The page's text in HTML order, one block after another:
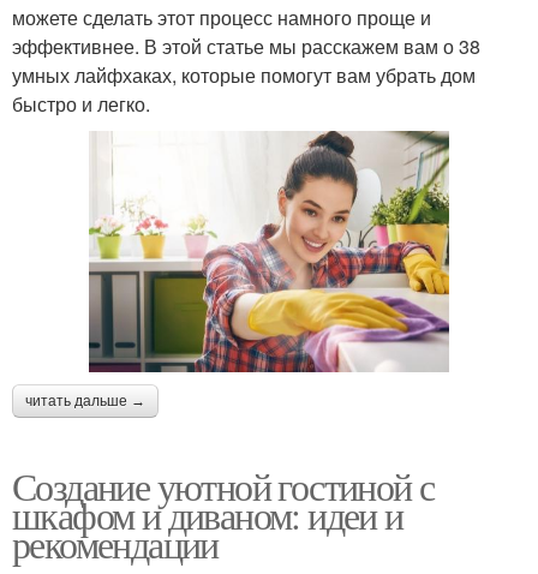
можете сделать этот процесс намного проще и
эффективнее. В этой статье мы расскажем вам о 38
умных лайфхаках, которые помогут вам убрать дом
быстро и легко.
читать дальше →
Создание уютной гостиной с
шкафом и диваном: идеи и
рекомендации